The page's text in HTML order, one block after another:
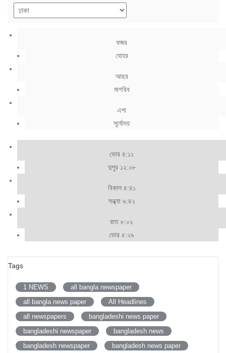
ফজর
যোহর
আছর
মাগরিব
এশা
সূর্যোদয়
ভোর ৪:১১
দুপুর ১২:০৮
বিকাল ৪:৪১
সন্ধ্যা ৬:৪২
রাত ৮:০২
ভোর ৫:২৯
Tags
1 NEWS
all bangla newspaper
all bangla news paper
All Headlines
all newspapers
bangladeshi news paper
bangladeshi newspaper
bangladesh news
bangladesh newspaper
bangladesh news paper